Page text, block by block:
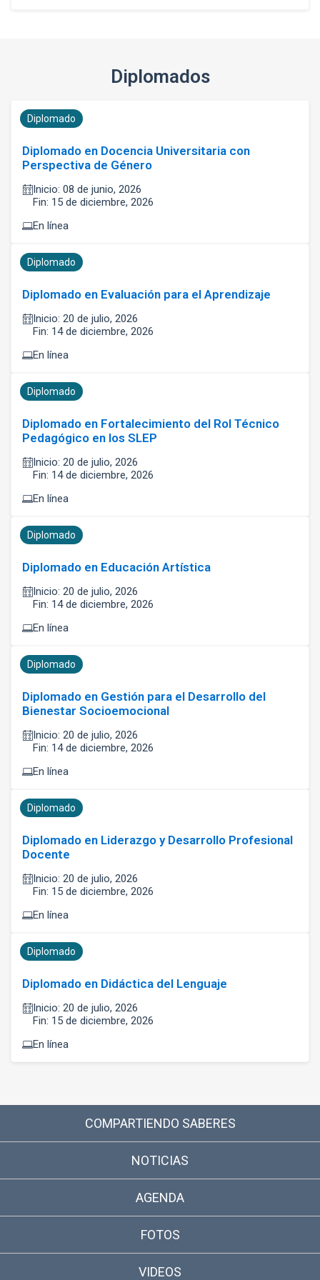
Diplomados
Diplomado
Diplomado en Docencia Universitaria con
Perspectiva de Género
Inicio: 08 de junio, 2026
Fin: 15 de diciembre, 2026
En línea
Diplomado
Diplomado en Evaluación para el Aprendizaje
Inicio: 20 de julio, 2026
Fin: 14 de diciembre, 2026
En línea
Diplomado
Diplomado en Fortalecimiento del Rol Técnico
Pedagógico en los SLEP
Inicio: 20 de julio, 2026
Fin: 14 de diciembre, 2026
En línea
Diplomado
Diplomado en Educación Artística
Inicio: 20 de julio, 2026
Fin: 14 de diciembre, 2026
En línea
Diplomado
Diplomado en Gestión para el Desarrollo del
Bienestar Socioemocional
Inicio: 20 de julio, 2026
Fin: 14 de diciembre, 2026
En línea
Diplomado
Diplomado en Liderazgo y Desarrollo Profesional
Docente
Inicio: 20 de julio, 2026
Fin: 15 de diciembre, 2026
En línea
Diplomado
Diplomado en Didáctica del Lenguaje
Inicio: 20 de julio, 2026
Fin: 15 de diciembre, 2026
En línea
COMPARTIENDO SABERES
NOTICIAS
AGENDA
FOTOS
VIDEOS